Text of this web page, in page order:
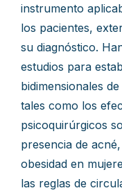
instrumento
los pacientes,
su diagnóstico.
estudios para
bidimensionales
tales como los
psicoquirúrgicos
presencia de
obesidad en
las reglas de